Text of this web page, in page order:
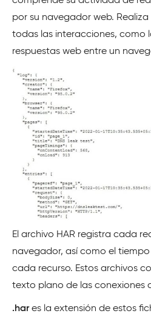
por su navegador web.
todas las interacciones, como
respuestas web entre un
El archivo HAR registra cada
navegador, así como el
cada recurso. Estos archivos
texto plano de las conexiones
.hares la extensión de estos